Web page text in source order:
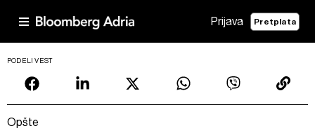
Prijava Pretplata
PODELI VEST
Opšte